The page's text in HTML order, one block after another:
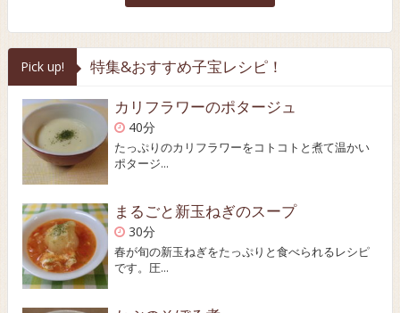
Pick up!
特集&おすすめ子宝レシピ！
カリフラワーのポタージュ
40分
たっぷりのカリフラワーをコトコトと煮て温かい
ポタージ...
まるごと新玉ねぎのスープ
30分
春が旬の新玉ねぎをたっぷりと食べられるレシピ
です。圧...